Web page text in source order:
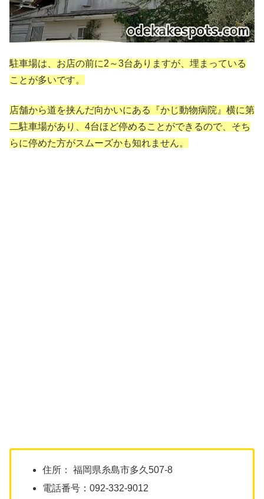
駐車場は、お店の前に2～3台ありますが、埋まっている
ことが多いです。
店舗から道を挟んだ向かいにある『かじ動物病院』横に第
二駐車場があり、4台ほど停めることができるので、そち
らに停めた方がスムーズかも知れません。
住所： 福岡県糸島市多久507-8
電話番号：092-332-9012